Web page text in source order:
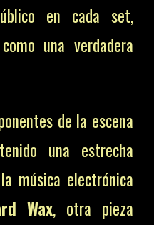
en cada set,
una verdadera
de la escena
una estrecha
música electrónica
Wax, otra pieza